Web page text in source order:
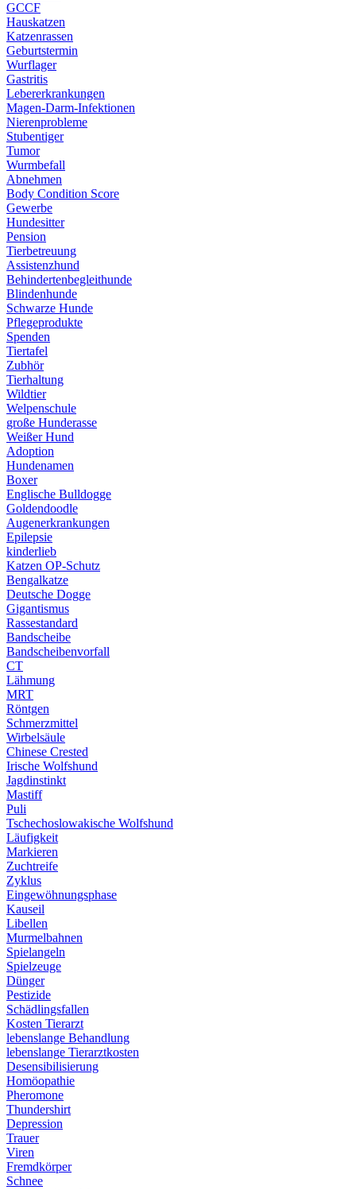
GCCF
Hauskatzen
Katzenrassen
Geburtstermin
Wurflager
Gastritis
Lebererkrankungen
Magen-Darm-Infektionen
Nierenprobleme
Stubentiger
Tumor
Wurmbefall
Abnehmen
Body Condition Score
Gewerbe
Hundesitter
Pension
Tierbetreuung
Assistenzhund
Behindertenbegleithunde
Blindenhunde
Schwarze Hunde
Pflegeprodukte
Spenden
Tiertafel
Zubhör
Tierhaltung
Wildtier
Welpenschule
große Hunderasse
Weißer Hund
Adoption
Hundenamen
Boxer
Englische Bulldogge
Goldendoodle
Augenerkrankungen
Epilepsie
kinderlieb
Katzen OP-Schutz
Bengalkatze
Deutsche Dogge
Gigantismus
Rassestandard
Bandscheibe
Bandscheibenvorfall
CT
Lähmung
MRT
Röntgen
Schmerzmittel
Wirbelsäule
Chinese Crested
Irische Wolfshund
Jagdinstinkt
Mastiff
Puli
Tschechoslowakische Wolfshund
Läufigkeit
Markieren
Zuchtreife
Zyklus
Eingewöhnungsphase
Kauseil
Libellen
Murmelbahnen
Spielangeln
Spielzeuge
Dünger
Pestizide
Schädlingsfallen
Kosten Tierarzt
lebenslange Behandlung
lebenslange Tierarztkosten
Desensibilisierung
Homöopathie
Pheromone
Thundershirt
Depression
Trauer
Viren
Fremdkörper
Schnee